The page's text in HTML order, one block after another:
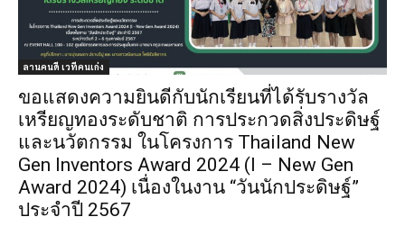
ลานคนดี เวทีคนเก่ง
ขอแสดงความยินดีกับนักเรียนที่ได้รับรางวัล
เหรียญทองระดับชาติ การประกวดสิ่งประดิษฐ์
และนวัตกรรม ในโครงการ Thailand New
Gen Inventors Award 2024 (I – New Gen
Award 2024) เนื่องในงาน “วันนักประดิษฐ์”
ประจำปี 2567